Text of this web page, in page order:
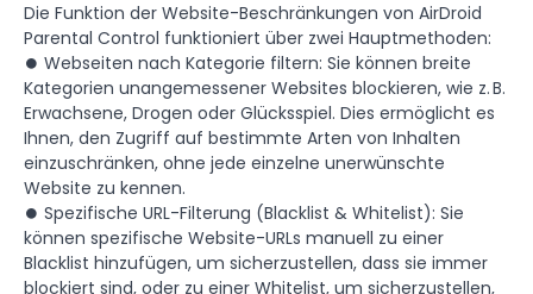
Die Funktion der Website-Beschränkungen von AirDroid
Parental Control funktioniert über zwei Hauptmethoden:
⏺ Webseiten nach Kategorie filtern: Sie können breite
Kategorien unangemessener Websites blockieren, wie z. B.
Erwachsene, Drogen oder Glücksspiel. Dies ermöglicht es
Ihnen, den Zugriff auf bestimmte Arten von Inhalten
einzuschränken, ohne jede einzelne unerwünschte
Website zu kennen.
⏺ Spezifische URL-Filterung (Blacklist & Whitelist): Sie
können spezifische Website-URLs manuell zu einer
Blacklist hinzufügen, um sicherzustellen, dass sie immer
blockiert sind, oder zu einer Whitelist, um sicherzustellen,